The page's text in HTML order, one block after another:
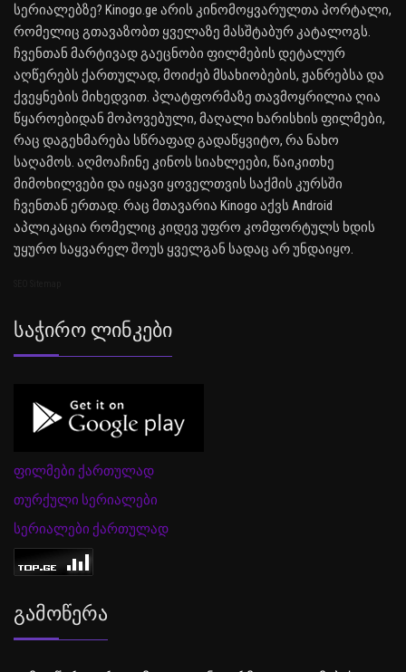
სერიალებზე? Kinogo.ge არის კინომოყვარულთა პორტალი,
რომელიც გთავაზობთ ყველაზე მასშტაბურ კატალოგს.
ჩვენთან მარტივად გაეცნობი ფილმების დეტალურ
აღწერებს ქართულად, მოიძებ მსახიობების, ჟანრებსა და
ქვეყნების მიხედვით. პლატფორმაზე თავმოყრილია ღია
წყაროებიდან მოპოვებული, მაღალი ხარისხის ფილმები,
რაც დაგეხმარება სწრაფად გადაწყვიტო, რა ნახო
საღამოს. აღმოაჩინე კინოს სიახლეები, წაიკითხე
მიმოხილვები და იყავი ყოველთვის საქმის კურსში
ჩვენთან ერთად. რაც მთავარია Kinogo აქვს Android
აპლიკაცია რომელიც კიდევ უფრო კომფორტულს ხდის
უყურო საყვარელ შოუს ყველგან სადაც არ უნდაიყო.
Საჭირო Ლინკები
ფილმები ქართულად
თურქული სერიალები
სერიალები ქართულად
Გამოწერა